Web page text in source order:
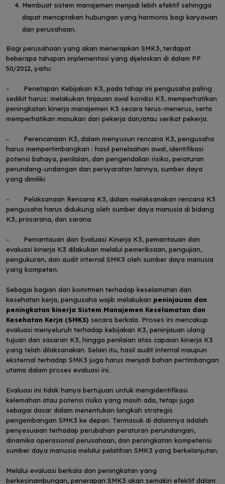
Membuat sistem manajemen menjadi lebih efektif sehingga
dapat menciptakan hubungan yang harmonis bagi karyawan
dan perusahaan.
Bagi perusahaan yang akan menerapkan SMK3, terdapat
beberapa tahapan implementasi yang dijelaskan di dalam PP
50/2012, yaitu:
– Penetapan Kebijakan K3, pada tahap ini pengusaha paling
sedikit harus: melakukan tinjauan awal kondisi K3, memperhatikan
peningkatan kinerja manajemen K3 secara terus-menerus, serta
memperhatikan masukan dari pekerja dan/atau serikat pekerja.
– Perencanaan K3, dalam menyusun rencana K3, pengusaha
harus mempertimbangkan : hasil penelaahan awal, identifikasi
potensi bahaya, penilaian, dan pengendalian risiko, peraturan
perundang-undangan dan persyaratan lainnya, sumber daya
yang dimiliki
– Pelaksanaan Rencana K3, dalam melaksanakan rencana K3
pengusaha harus didukung oleh sumber daya manusia di bidang
K3, prasarana, dan sarana.
– Pemantauan dan Evaluasi Kinerja K3, pemantauan dan
evaluasi kinerja K3 dilakukan melalui pemeriksaan, pengujian,
pengukuran, dan audit internal SMK3 oleh sumber daya manusia
yang kompeten.
Sebagai bagian dari komitmen terhadap keselamatan dan
kesehatan kerja, pengusaha wajib melakukan peninjauan dan
peningkatan kinerja Sistem Manajemen Keselamatan dan
Kesehatan Kerja (SMK3) secara berkala. Proses ini mencakup
evaluasi menyeluruh terhadap kebijakan K3, peninjauan ulang
tujuan dan sasaran K3, hingga penilaian atas capaian kinerja K3
yang telah dilaksanakan. Selain itu, hasil audit internal maupun
eksternal terhadap SMK3 juga harus menjadi bahan pertimbangan
utama dalam proses evaluasi ini.
Evaluasi ini tidak hanya bertujuan untuk mengidentifikasi
kelemahan atau potensi risiko yang masih ada, tetapi juga
sebagai dasar dalam menentukan langkah strategis
pengembangan SMK3 ke depan. Termasuk di dalamnya adalah
penyesuaian terhadap perubahan peraturan perundangan,
dinamika operasional perusahaan, dan peningkatan kompetensi
sumber daya manusia melalui pelatihan SMK3 yang berkelanjutan.
Melalui evaluasi berkala dan peningkatan yang
berkesinambungan, penerapan SMK3 akan semakin efektif dalam